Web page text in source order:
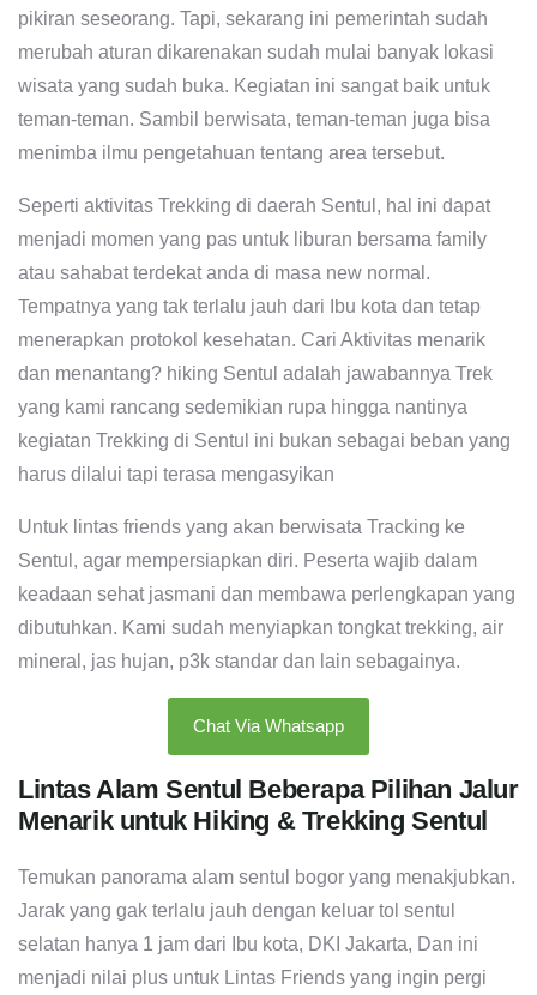
pikiran seseorang. Tapi, sekarang ini pemerintah sudah
merubah aturan dikarenakan sudah mulai banyak lokasi
wisata yang sudah buka. Kegiatan ini sangat baik untuk
teman-teman. Sambil berwisata, teman-teman juga bisa
menimba ilmu pengetahuan tentang area tersebut.
Seperti aktivitas Trekking di daerah Sentul, hal ini dapat
menjadi momen yang pas untuk liburan bersama family
atau sahabat terdekat anda di masa new normal.
Tempatnya yang tak terlalu jauh dari Ibu kota dan tetap
menerapkan protokol kesehatan. Cari Aktivitas menarik
dan menantang? hiking Sentul adalah jawabannya Trek
yang kami rancang sedemikian rupa hingga nantinya
kegiatan Trekking di Sentul ini bukan sebagai beban yang
harus dilalui tapi terasa mengasyikan
Untuk lintas friends yang akan berwisata Tracking ke
Sentul, agar mempersiapkan diri. Peserta wajib dalam
keadaan sehat jasmani dan membawa perlengkapan yang
dibutuhkan. Kami sudah menyiapkan tongkat trekking, air
mineral, jas hujan, p3k standar dan lain sebagainya.
Chat Via Whatsapp
Lintas Alam Sentul Beberapa Pilihan Jalur
Menarik untuk Hiking & Trekking Sentul
Temukan panorama alam sentul bogor yang menakjubkan.
Jarak yang gak terlalu jauh dengan keluar tol sentul
selatan hanya 1 jam dari Ibu kota, DKI Jakarta, Dan ini
menjadi nilai plus untuk Lintas Friends yang ingin pergi